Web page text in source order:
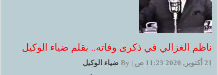
ناظم الغزالي في ذكرى وفاته.. بقلم ضياء الوكيل
21 أكتوبر, 2020 11:23 ص |
By ضياء الوكيل